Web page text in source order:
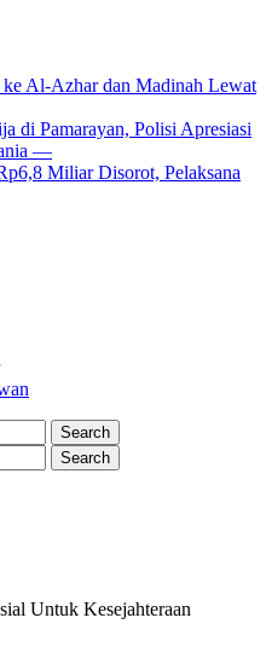
Al-Azhar dan Madinah Lewat
di Pamarayan, Polisi Apresiasi
—
Miliar Disorot, Pelaksana
Untuk Kesejahteraan